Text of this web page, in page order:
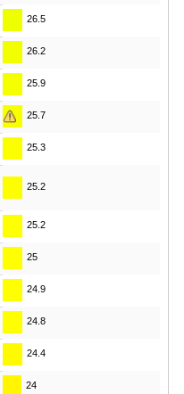
26.5
26.2
25.9
25.7
25.3
25.2
25.2
25
24.9
24.8
24.4
24